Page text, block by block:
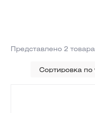
Представлено 2 товара